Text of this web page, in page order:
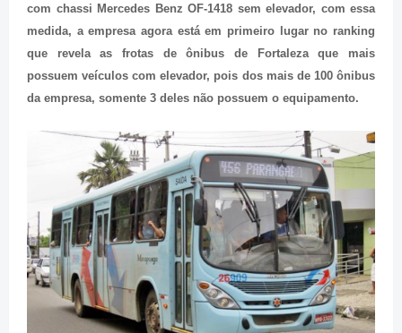
com chassi Mercedes Benz OF-1418 sem elevador, com essa
medida, a empresa agora está em primeiro lugar no ranking
que revela as frotas de ônibus de Fortaleza que mais
possuem veículos com elevador, pois dos mais de 100 ônibus
da empresa, somente 3 deles não possuem o equipamento.